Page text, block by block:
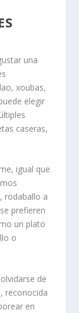
una
xoubas,
elegir
caseras,
igual que
rodaballo a
prefieren
un plato
o
de
, reconocida
en